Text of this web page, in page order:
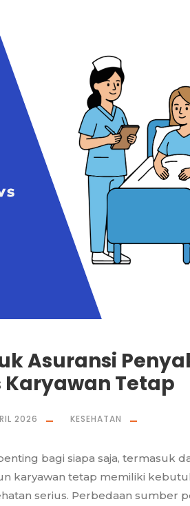
Asuransi
Tetap
2026 KESEHATAN
bagi siapa saja, termasuk
karyawan tetap memiliki
serius. Perbedaan sumber